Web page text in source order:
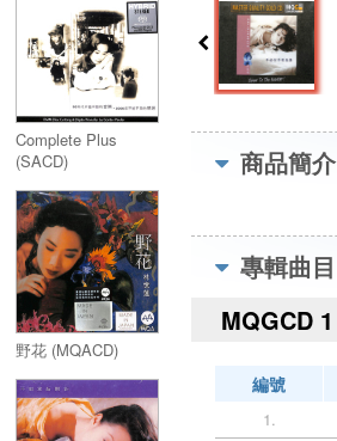
Complete Plus
(SACD)
野花 (MQACD)
商品簡介
專輯曲目
MQGCD 1
編號
1.